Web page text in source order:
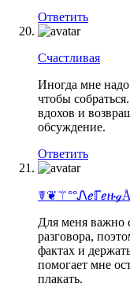
Ответить
Счастливая
Иногда мне надо
чтобы
вдохов и
обсуждение.
Ответить
Для меня важно
разговора,
фактах и
помогает мне
плакать.